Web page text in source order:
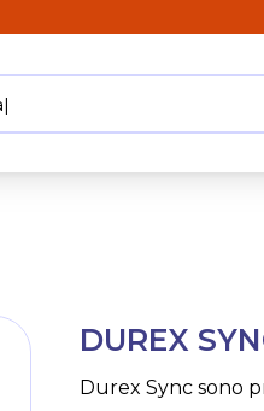
DUREX
Durex Sync sono
to